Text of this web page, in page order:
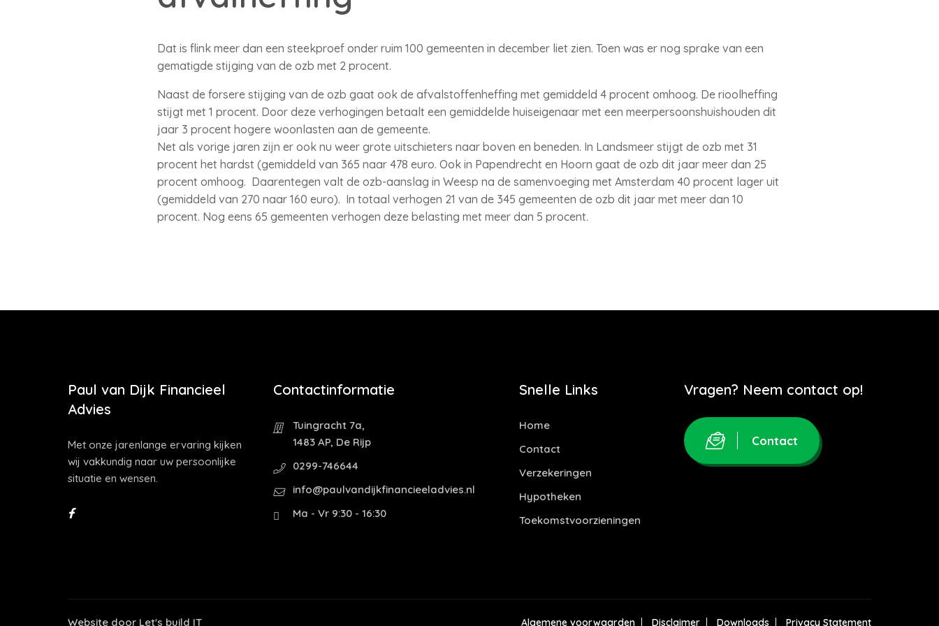
Dat is flink meer dan een steekproef onder ruim 100 gemeenten in december liet zien. Toen was er nog sprake van een
gematigde stijging van de ozb met 2 procent.
Naast de forsere stijging van de ozb gaat ook de afvalstoffenheffing met gemiddeld 4 procent omhoog. De rioolheffing
stijgt met 1 procent. Door deze verhogingen betaalt een gemiddelde huiseigenaar met een meerpersoonshuishouden dit
jaar 3 procent hogere woonlasten aan de gemeente.
Net als vorige jaren zijn er ook nu weer grote uitschieters naar boven en beneden. In Landsmeer stijgt de ozb met 31
procent het hardst (gemiddeld van 365 naar 478 euro. Ook in Papendrecht en Hoorn gaat de ozb dit jaar meer dan 25
procent omhoog. Daarentegen valt de ozb-aanslag in Weesp na de samenvoeging met Amsterdam 40 procent lager uit
(gemiddeld van 270 naar 160 euro). In totaal verhogen 21 van de 345 gemeenten de ozb dit jaar met meer dan 10
procent. Nog eens 65 gemeenten verhogen deze belasting met meer dan 5 procent.
Paul van Dijk Financieel
Advies
Met onze jarenlange ervaring kijken
wij vakkundig naar uw persoonlijke
situatie en wensen.
Contactinformatie
Tuingracht 7a,
1483 AP, De Rijp
0299-746644
info@paulvandijkfinancieeladvies.nl
Ma - Vr 9:30 - 16:30
Snelle Links
Home
Contact
Verzekeringen
Hypotheken
Toekomstvoorzieningen
Vragen? Neem contact op!
Contact
Website door Let's build IT Algemene voorwaarden Disclaimer Downloads Privacy Statement